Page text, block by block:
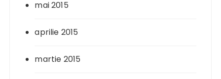
mai 2015
aprilie 2015
martie 2015